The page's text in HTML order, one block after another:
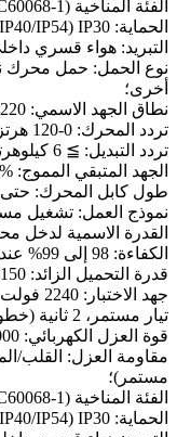
الفئة المناخية (IEC60068-1): 25/100/21
الحماية: IP30 (IP40/IP54 حسب الطلب)، داخلي: IP20
التبريد: هواء قسري
نوع الحمل: حمل محرك
أخرى؛
نطاق الجهد الاسمي: 220 فولت
تردد المحرك: 0-120 هرتز؛
تردد التبديل: ≧ 6 كيلوهرتز؛
الجهد المتبقي المموج: THDv <5%
طول كابل المحرك: حتى 2000 متر؛
نموذج العمل: تشغيل
القدرة الاسمية لدخل محرك القيادة: 3.7
الكفاءة: 98 إلى 99% عند الجهد الاسمي للخط والطاقة
قدرة التحميل الزائد: 150% لمدة 60 ثانية، 120% لمدة 60 دقيقة
تيار مستمر، 2 ثانية (خطوط/الغلاف)
قوة العزل الكهربائي: 4000 فولت تيار متردد / 5 مللي أمبير / 60 ثانية
مستمر)؛
الفئة المناخية (IEC60068-1): 25/100/21
الحماية: IP30 (IP40/IP54 حسب الطلب)، داخلي: IP20